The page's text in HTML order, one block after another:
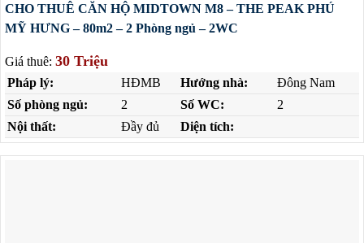
CHO THUÊ CĂN HỘ MIDTOWN M8 – THE PEAK PHÚ
MỸ HƯNG – 80m2 – 2 Phòng ngủ – 2WC
Giá thuê: 30 Triệu
Pháp lý: HĐMB Hướng nhà:
Đông Nam
Số phòng ngủ:
2 Số WC:
2
Nội thất:
Đầy đủ Diện tích: